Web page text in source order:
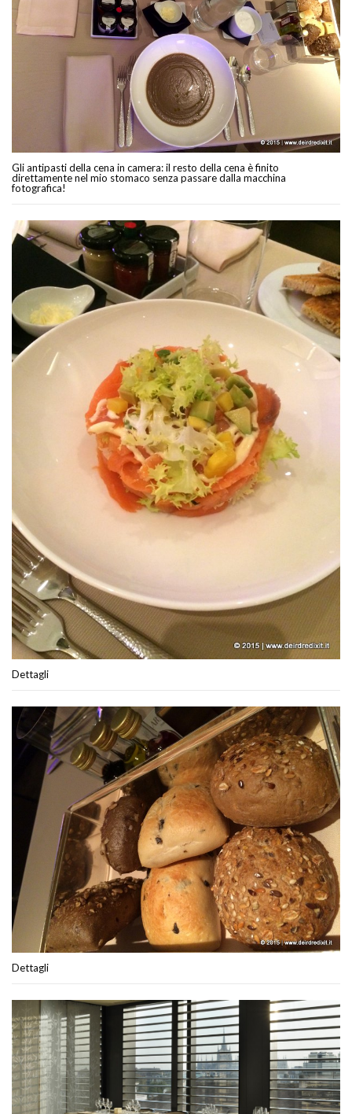
Gli antipasti della cena in camera: il resto della cena è finito
direttamente nel mio stomaco senza passare dalla macchina
fotografica!
Dettagli
Dettagli